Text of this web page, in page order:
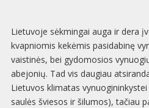
Lietuvoje sėkmingai auga ir dera
kvapniomis kekėmis pasidabinę
vaistinės, bei gydomosios
abejonių. Tad vis daugiau
Lietuvos klimatas
saulės šviesos ir šilumos), tačiau